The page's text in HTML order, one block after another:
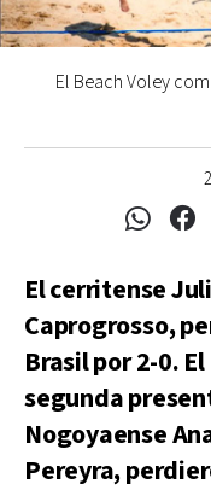
El Beach Voley
El cerritense
Caprogrosso,
Brasil por 2-0.
segunda
Nogoyaense
Pereyra,